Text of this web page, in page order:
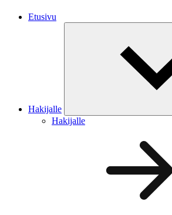
Etusivu
Hakijalle
Hakijalle